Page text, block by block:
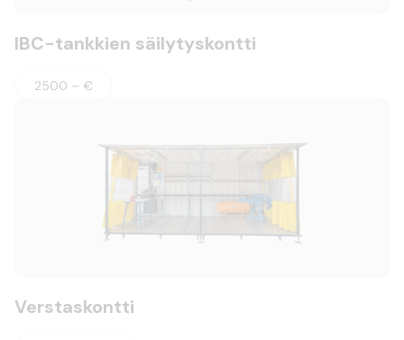
IBC-tankkien säilytyskontti
2500 – €
Verstaskontti